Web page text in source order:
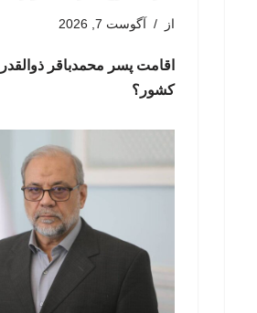
از آگوست 7, 2026
اقامت پسر محمدباقر
کشور؟